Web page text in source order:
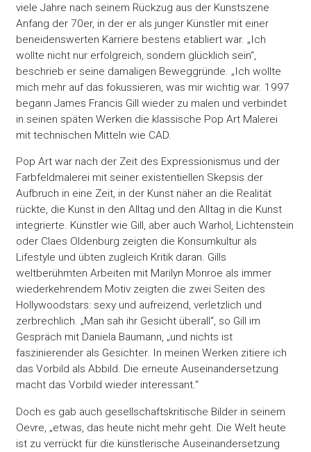
viele Jahre nach seinem Rückzug aus der Kunstszene
Anfang der 70er, in der er als junger Künstler mit einer
beneidenswerten Karriere bestens etabliert war. „Ich
wollte nicht nur erfolgreich, sondern glücklich sein“,
beschrieb er seine damaligen Beweggründe. „Ich wollte
mich mehr auf das fokussieren, was mir wichtig war. 1997
begann James Francis Gill wieder zu malen und verbindet
in seinen späten Werken die klassische Pop Art Malerei
mit technischen Mitteln wie CAD.
Pop Art war nach der Zeit des Expressionismus und der
Farbfeldmalerei mit seiner existentiellen Skepsis der
Aufbruch in eine Zeit, in der Kunst näher an die Realität
rückte, die Kunst in den Alltag und den Alltag in die Kunst
integrierte. Künstler wie Gill, aber auch Warhol, Lichtenstein
oder Claes Oldenburg zeigten die Konsumkultur als
Lifestyle und übten zugleich Kritik daran. Gills
weltberühmten Arbeiten mit Marilyn Monroe als immer
wiederkehrendem Motiv zeigten die zwei Seiten des
Hollywoodstars: sexy und aufreizend, verletzlich und
zerbrechlich. „Man sah ihr Gesicht überall“, so Gill im
Gespräch mit Daniela Baumann, „und nichts ist
faszinierender als Gesichter. In meinen Werken zitiere ich
das Vorbild als Abbild. Die erneute Auseinandersetzung
macht das Vorbild wieder interessant.“
Doch es gab auch gesellschaftskritische Bilder in seinem
Oevre, „etwas, das heute nicht mehr geht. Die Welt heute
ist zu verrückt für die künstlerische Auseinandersetzung